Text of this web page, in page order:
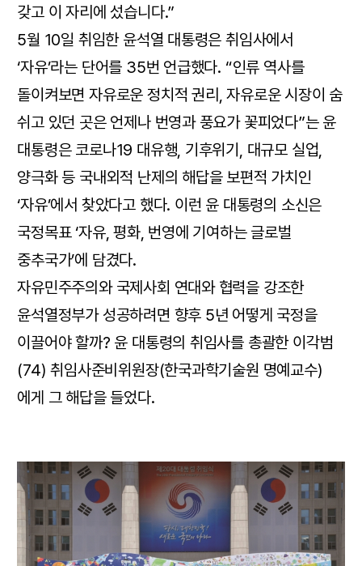
갖고 이 자리에 섰습니다.”
5월 10일 취임한 윤석열 대통령은 취임사에서
‘자유’라는 단어를 35번 언급했다. “인류 역사를
돌이켜보면 자유로운 정치적 권리, 자유로운 시장이 숨
쉬고 있던 곳은 언제나 번영과 풍요가 꽃피었다”는 윤
대통령은 코로나19 대유행, 기후위기, 대규모 실업,
양극화 등 국내외적 난제의 해답을 보편적 가치인
‘자유’에서 찾았다고 했다. 이런 윤 대통령의 소신은
국정목표 ‘자유, 평화, 번영에 기여하는 글로벌
중추국가’에 담겼다.
자유민주주의와 국제사회 연대와 협력을 강조한
윤석열정부가 성공하려면 향후 5년 어떻게 국정을
이끌어야 할까? 윤 대통령의 취임사를 총괄한 이각범
(74) 취임사준비위원장(한국과학기술원 명예교수)
에게 그 해답을 들었다.